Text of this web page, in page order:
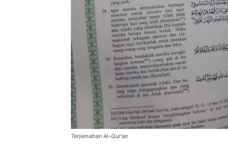
Terjemahan Al-Qur'an